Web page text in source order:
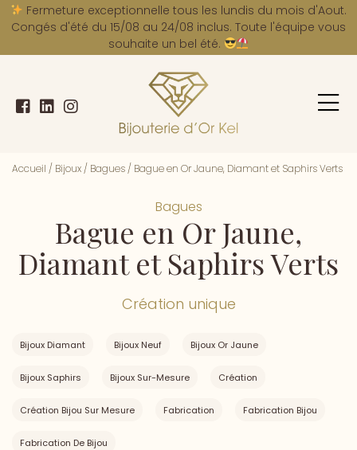
Fermeture exceptionnelle tous les lundis du mois d'Aout.
Congés d'été du 15/08 au 24/08 inclus. Toute l'équipe vous
souhaite un bel été.
Accueil / Bijoux / Bagues / Bague en Or Jaune, Diamant et Saphirs Verts
Bagues
Bague en Or Jaune,
Diamant et Saphirs Verts
Création unique
Bijoux Diamant Bijoux Neuf Bijoux Or Jaune
Bijoux Saphirs Bijoux Sur-Mesure Création
Création Bijou Sur Mesure Fabrication Fabrication Bijou
Fabrication De Bijou